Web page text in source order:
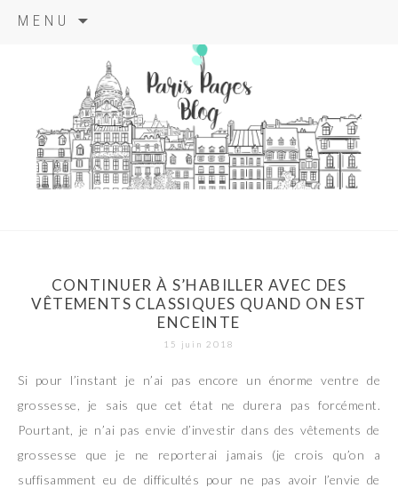
MENU
principal
paris pages
blog
CONTINUER À S’HABILLER AVEC DES
VÊTEMENTS CLASSIQUES QUAND ON EST
ENCEINTE
15 juin 2018
Si pour l’instant je n’ai pas encore un énorme ventre de
grossesse, je sais que cet état ne durera pas forcément.
Pourtant, je n’ai pas envie d’investir dans des vêtements de
grossesse que je ne reporterai jamais (je crois qu’on a
suffisamment eu de difficultés pour ne pas avoir l’envie de